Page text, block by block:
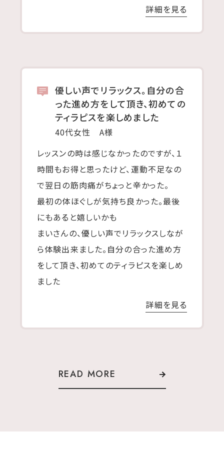
詳細を見る
優しい声でリラックス。自分の合
った進め方をして頂き、初めての
ティラピスを楽しめました
40代女性 A様
レッスンの時は感じなかったのですが、１
時間もお得と思ったけど、運動不足なの
で翌日の筋肉痛がちょっと辛かった。
最初の体ほぐしが気持ち良かった。最後
にもあると嬉しいかも
まいさんの、優しい声でリラックスしなが
ら体験出来ました。自分の合った進め方
をして頂き、初めてのティラピスを楽しめ
ました
詳細を見る
READ MORE